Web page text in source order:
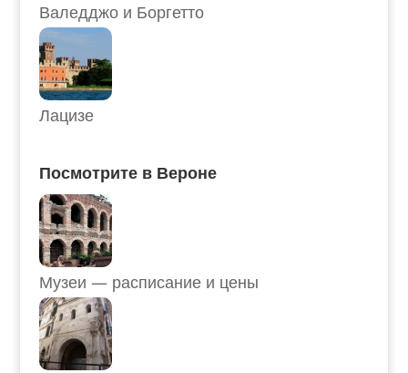
Валедджо и Боргетто
Лацизе
Посмотрите в Вероне
Музеи — расписание и цены